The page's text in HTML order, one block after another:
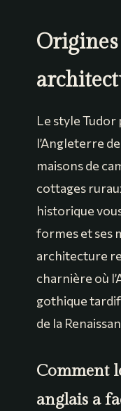
Le style Tudor
l’Angleterre
maisons de
cottages
historique
formes et ses
architecture
charnière où
gothique
de la
Comment
anglais a